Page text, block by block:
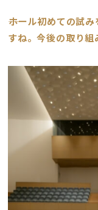
――ホール初めての試
すね。今後の取り組